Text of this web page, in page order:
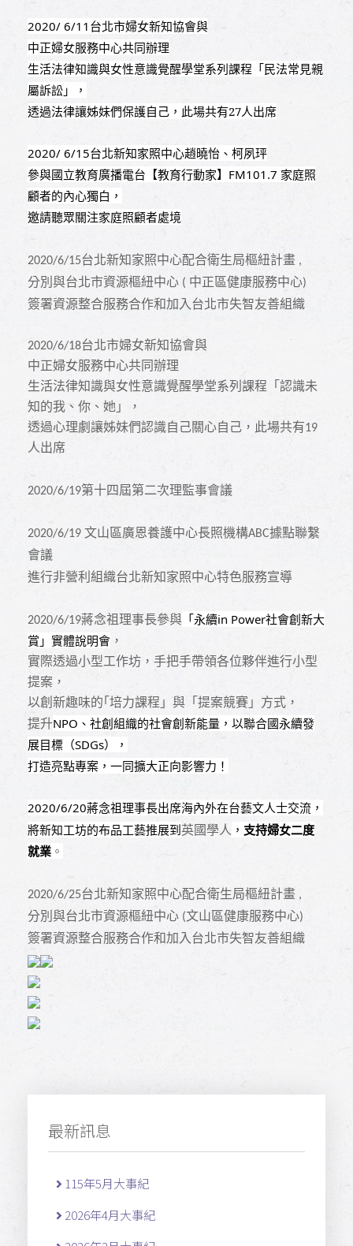
2020/ 6/11 台北市婦女新知協會與
中正婦女服務中心共同辦理
生活法律知識與女性意識覺醒學堂系列課程「民法常見親
屬訴訟」，
透過法律讓姊妹們保護自己，此場共有27人出席
2020/ 6/15台北新知家照中心趙曉怡、柯夙玶
參與國立教育廣播電台【教育行動家】 FM101.7 家庭照
顧者的內心獨白，
邀請聽眾關注家庭照顧者處境
2020/6/15台北新知家照中心配合衛生局樞紐計畫 ,
分別與台北市資源樞紐中心 ( 中正區健康服務中心)
簽署資源整合服務合作和加入台北市失智友善組織
2020/6/18台北市婦女新知協會與
中正婦女服務中心共同辦理
生活法律知識與女性意識覺醒學堂系列課程「認識未
知的我、你、她」，
透過心理劇讓姊妹們認識自己關心自己，此場共有19
人出席
2020/6/19第十四屆第二次理監事會議
2020/6/19 文山區廣恩養護中心長照機構ABC據點聯繫
會議
進行非營利組織台北新知家照中心特色服務宣導
2020/6/19蔣念祖理事長參與 「永續in Power社會創新大
賞」實體說明會 ，
實際透過小型工作坊，手把手帶領各位夥伴進行小型
提案，
以創新趣味的｢培力課程」與「提案競賽」方式，
提升NPO 、社創組織的社會創新能量，以聯合國永續發
展目標（SDGs），
打造亮點專案，一同擴大正向影響力！
2020/6/20蔣念祖理事長出席海內外在台藝文人士交流，
將新知工坊的布品工藝推展到英國學人 ， 支持婦女二度
就業 。
2020/6/25台北新知家照中心配合衛生局樞紐計畫 ,
分別與台北市資源樞紐中心 (文山區健康服務中心)
簽署資源整合服務合作和加入台北市失智友善組織
最新訊息
115年5月大事紀
2026年4月大事紀